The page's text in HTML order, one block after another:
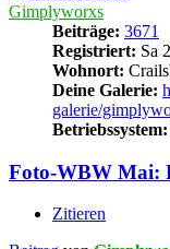
Gimplyworxs
Beiträge: 3671
Registriert: Sa
Wohnort:
Deine Galerie:
galerie/
Betriebssystem:
Foto-WBW Mai:
Zitieren